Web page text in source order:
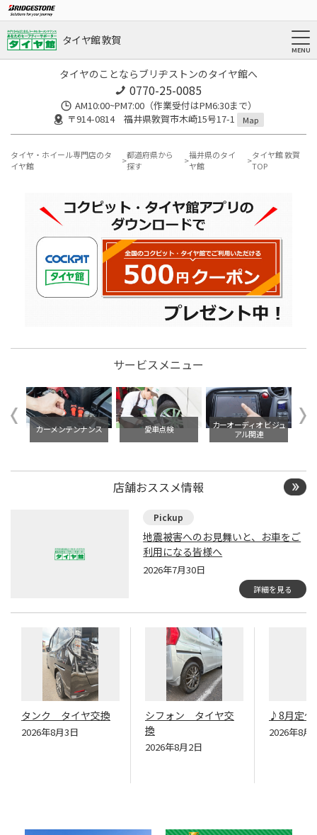
タイヤ館 敦賀
タイヤのことならブリヂストンのタイヤ館へ
0770-25-0085
AM10:00~PM7:00（作業受付はPM6:30まで）
〒914-0814 福井県敦賀市木崎15号17-1
Map
タイヤ・ホイール専門店のタ
イヤ館
都道府県から
探す
福井県のタイ
ヤ館
タイヤ館 敦賀
TOP
サービスメニュー
交 カーメンテンナンス 愛車点検
カーオーディオ ビジュ
アル関連
ド
店舗おススメ情報
地震被害へのお見舞いと、お車をご
利用になる皆様へ
2026年7月30日
詳細を見る
タンク タイヤ交換
2026年8月3日
シフォン タイヤ交
換
2026年8月2日
♪8月定
2026年8月